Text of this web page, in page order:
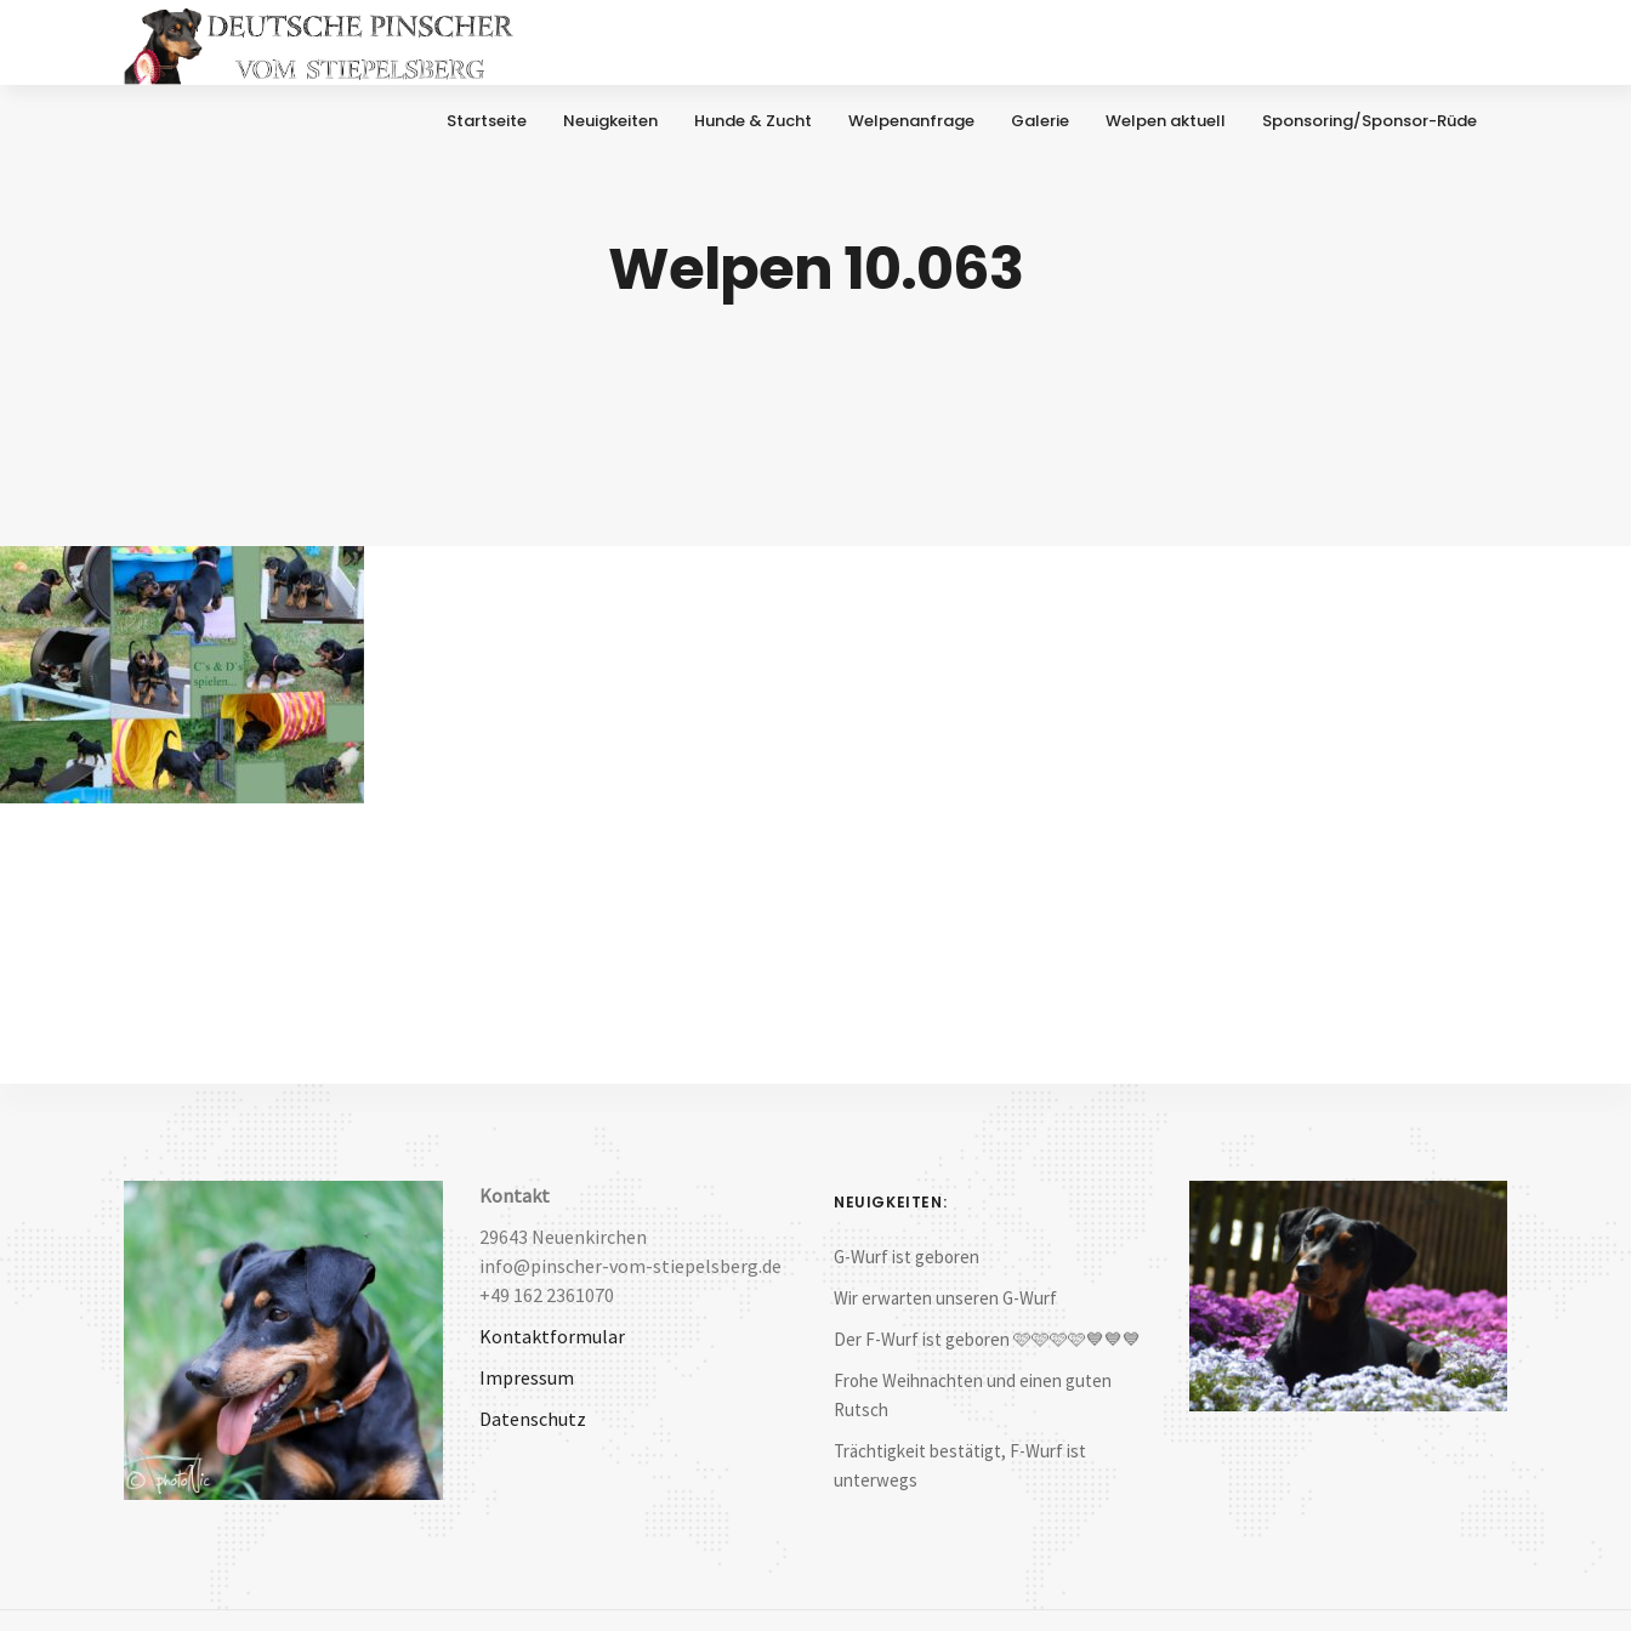
Startseite Neuigkeiten Hunde & Zucht Welpenanfrage Galerie Welpen aktuell Sponsoring/Sponsor-Rüde
Welpen 10.063
Kontakt
29643 Neuenkirchen
info@pinscher-vom-stiepelsberg.de
+49 162 2361070
Kontaktformular
Impressum
Datenschutz
NEUIGKEITEN:
G-Wurf ist geboren
Wir erwarten unseren G-Wurf
Der F-Wurf ist geboren 🩷🩷🩷🩷💙💙💙
Frohe Weihnachten und einen guten
Rutsch
Trächtigkeit bestätigt, F-Wurf ist
unterwegs